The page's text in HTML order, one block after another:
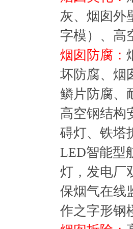
灰、烟囱外
字模）、高
烟囱防腐：
坏防腐、烟
鳞片防腐、
高空钢结构
碍灯、铁塔
LED智能型
灯，发电厂
保烟气在线
作之字形钢